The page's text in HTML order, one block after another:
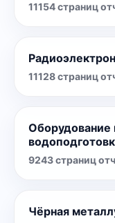
11154страниц
11128страниц
9243страниц
Чёрная